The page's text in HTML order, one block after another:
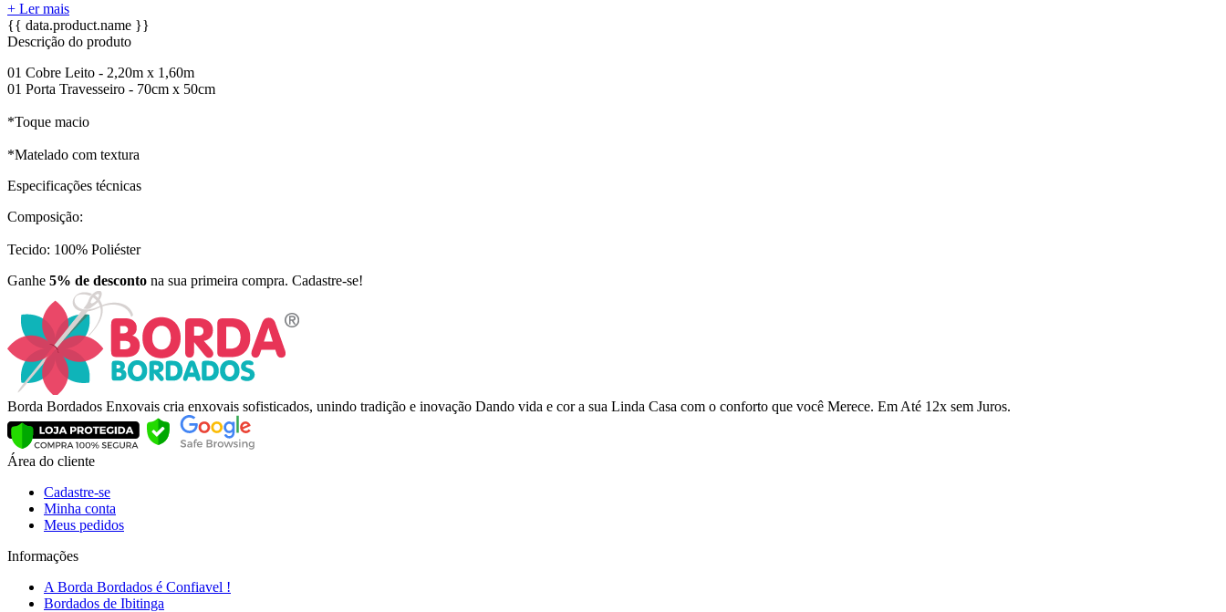
+ Ler mais
{{ data.product.name }}
Descrição do produto
01 Cobre Leito - 2,20m x 1,60m
01 Porta Travesseiro - 70cm x 50cm
*Toque macio
*Matelado com textura
Especificações técnicas
Composição:
Tecido: 100% Poliéster
Ganhe 5% de desconto na sua primeira compra. Cadastre-se!
Borda Bordados Enxovais cria enxovais sofisticados, unindo tradição e inovação Dando vida e cor a sua Linda Casa com o conforto que você Merece. Em Até 12x sem Juros.
Área do cliente
Cadastre-se
Minha conta
Meus pedidos
Informações
A Borda Bordados é Confiavel !
Bordados de Ibitinga